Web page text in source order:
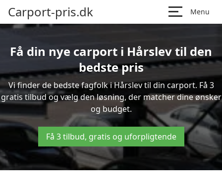
Carport-pris.dk Menu
Få din nye carport i Hårslev til den
bedste pris
Vi finder de bedste fagfolk i Hårslev til din carport. Få 3
gratis tilbud og vælg den løsning, der matcher dine ønsker
og budget.
Få 3 tilbud, gratis og uforpligtende